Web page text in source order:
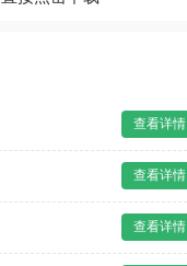
查看详情
查看详情
查看详情